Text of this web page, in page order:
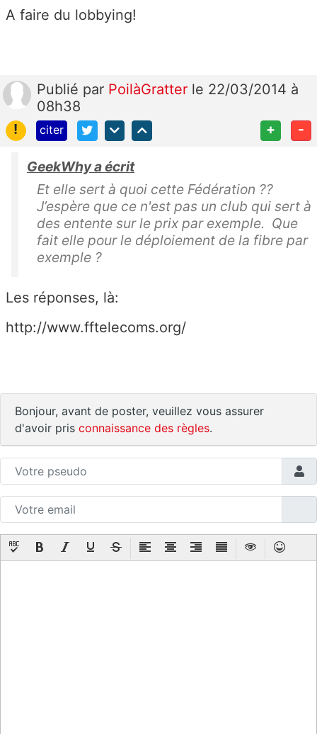
A faire du lobbying!
Publié par PoilàGratter le 22/03/2014 à
08h38
!
citer + -
GeekWhy a écrit
Et elle sert à quoi cette Fédération ??
J’espère que ce n'est pas un club qui sert à
des entente sur le prix par exemple. Que
fait elle pour le déploiement de la fibre par
exemple ?
Les réponses, là:
http://www.fftelecoms.org/
Bonjour, avant de poster, veuillez vous assurer
d'avoir pris connaissance des règles.